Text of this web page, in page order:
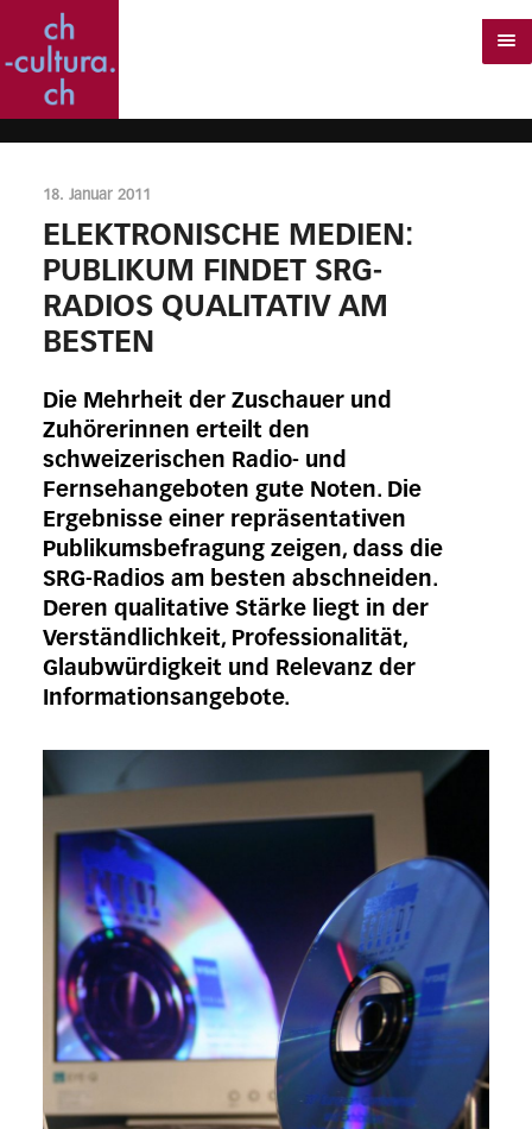
18. Januar 2011
ELEKTRONISCHE MEDIEN:
PUBLIKUM FINDET SRG-
RADIOS QUALITATIV AM
BESTEN
Die Mehrheit der Zuschauer und
Zuhörerinnen erteilt den
schweizerischen Radio- und
Fernsehangeboten gute Noten. Die
Ergebnisse einer repräsentativen
Publikumsbefragung zeigen, dass die
SRG-Radios am besten abschneiden.
Deren qualitative Stärke liegt in der
Verständlichkeit, Professionalität,
Glaubwürdigkeit und Relevanz der
Informationsangebote.